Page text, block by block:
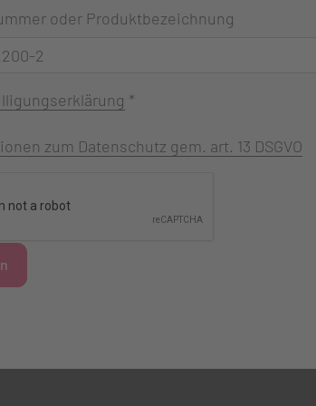
oder Produktbezeichnung
*
zum Datenschutz gem. art. 13 DSGVO